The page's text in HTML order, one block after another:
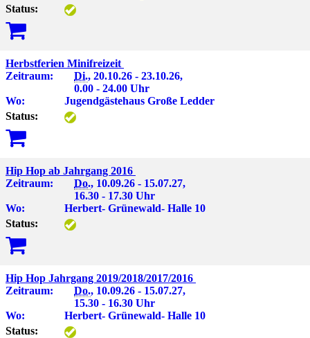
Status:
Herbstferien Minifreizeit
Zeitraum:
Di., 20.10.26 - 23.10.26,
0.00 - 24.00 Uhr
Wo:
Jugendgästehaus Große Ledder
Status:
Hip Hop ab Jahrgang 2016
Zeitraum:
Do., 10.09.26 - 15.07.27,
16.30 - 17.30 Uhr
Wo:
Herbert- Grünewald- Halle 10
Status:
Hip Hop Jahrgang 2019/2018/2017/2016
Zeitraum:
Do., 10.09.26 - 15.07.27,
15.30 - 16.30 Uhr
Wo:
Herbert- Grünewald- Halle 10
Status: